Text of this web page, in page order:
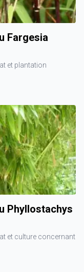
Fargesia
et plantation
Phyllostachys
et culture concernant